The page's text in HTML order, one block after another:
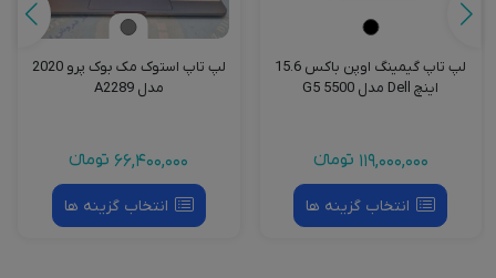
لپ تاپ گیمینگ اوپن باکس 15.6
اینچ Dell مدل G5 5500
119,000,000 تومانءء
انتخاب گزینه ها
لپ تاپ استوک مک بوک پرو 2020
مدل A2289
66,400,000 تومانءء
انتخاب گزینه ها